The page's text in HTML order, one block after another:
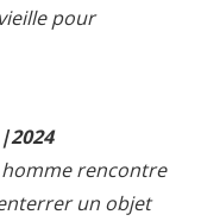
pour
rencontre
un objet